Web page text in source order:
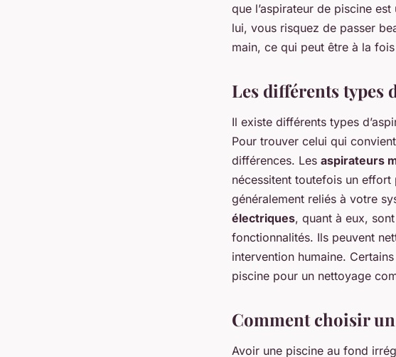
que l’aspirateur de piscine
lui, vous risquez de passer
main, ce qui peut être à la
Les différents types
Il existe différents types
Pour trouver celui qui
différences. Les aspirateurs
nécessitent toutefois un
généralement reliés à votre
électriques, quant à eux,
fonctionnalités. Ils peuvent
intervention humaine.
piscine pour un nettoyage
Comment choisir
Avoir une piscine au fond